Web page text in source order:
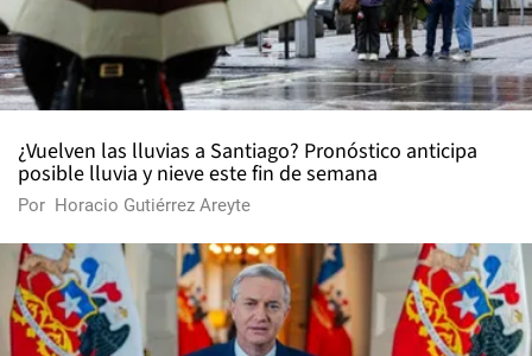
¿Vuelven las lluvias a Santiago? Pronóstico anticipa
posible lluvia y nieve este fin de semana
Por Horacio Gutiérrez Areyte